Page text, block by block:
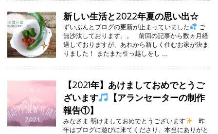
新しい生活と2022年夏の思い出☆
ずいぶんとブログの更新が止まっていました
ご
無沙汰しております。。 前回の記事から数ヵ月経
過しておりますが、あれから新しく住むお家が決ま
りました！ またまた引っ越しをし ...
【2021年】あけましておめでとうご
ざいます
【アランセーターの制作
報告①】
みなさま 明けましておめでとうございます
昨
年はブログに遊びに来てくださり、本当にありがと